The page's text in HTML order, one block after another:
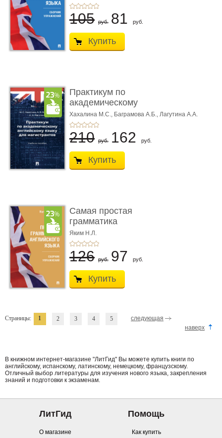
105 руб. 81 руб.
Купить
Практикум по
академическому
английскому язык� ...
Хахалина М.С., Баграмова А.Б., Лагутина А.А.
210 руб. 162 руб.
Купить
Самая простая
грамматика
английского языка. С�
...
Яким Н.Л.
126 руб. 97 руб.
Купить
Страницы: 1 2 3 4 5
следующая
наверх
В книжном интернет-магазине "ЛитГид" Вы можете купить книги по
английскому, испанскому, латинскому, немецкому, французскому.
Отличный выбор литературы для изучения нового языка, закрепления
знаний и подготовки к экзаменам.
ЛитГид
О магазине
Помощь
Как купить